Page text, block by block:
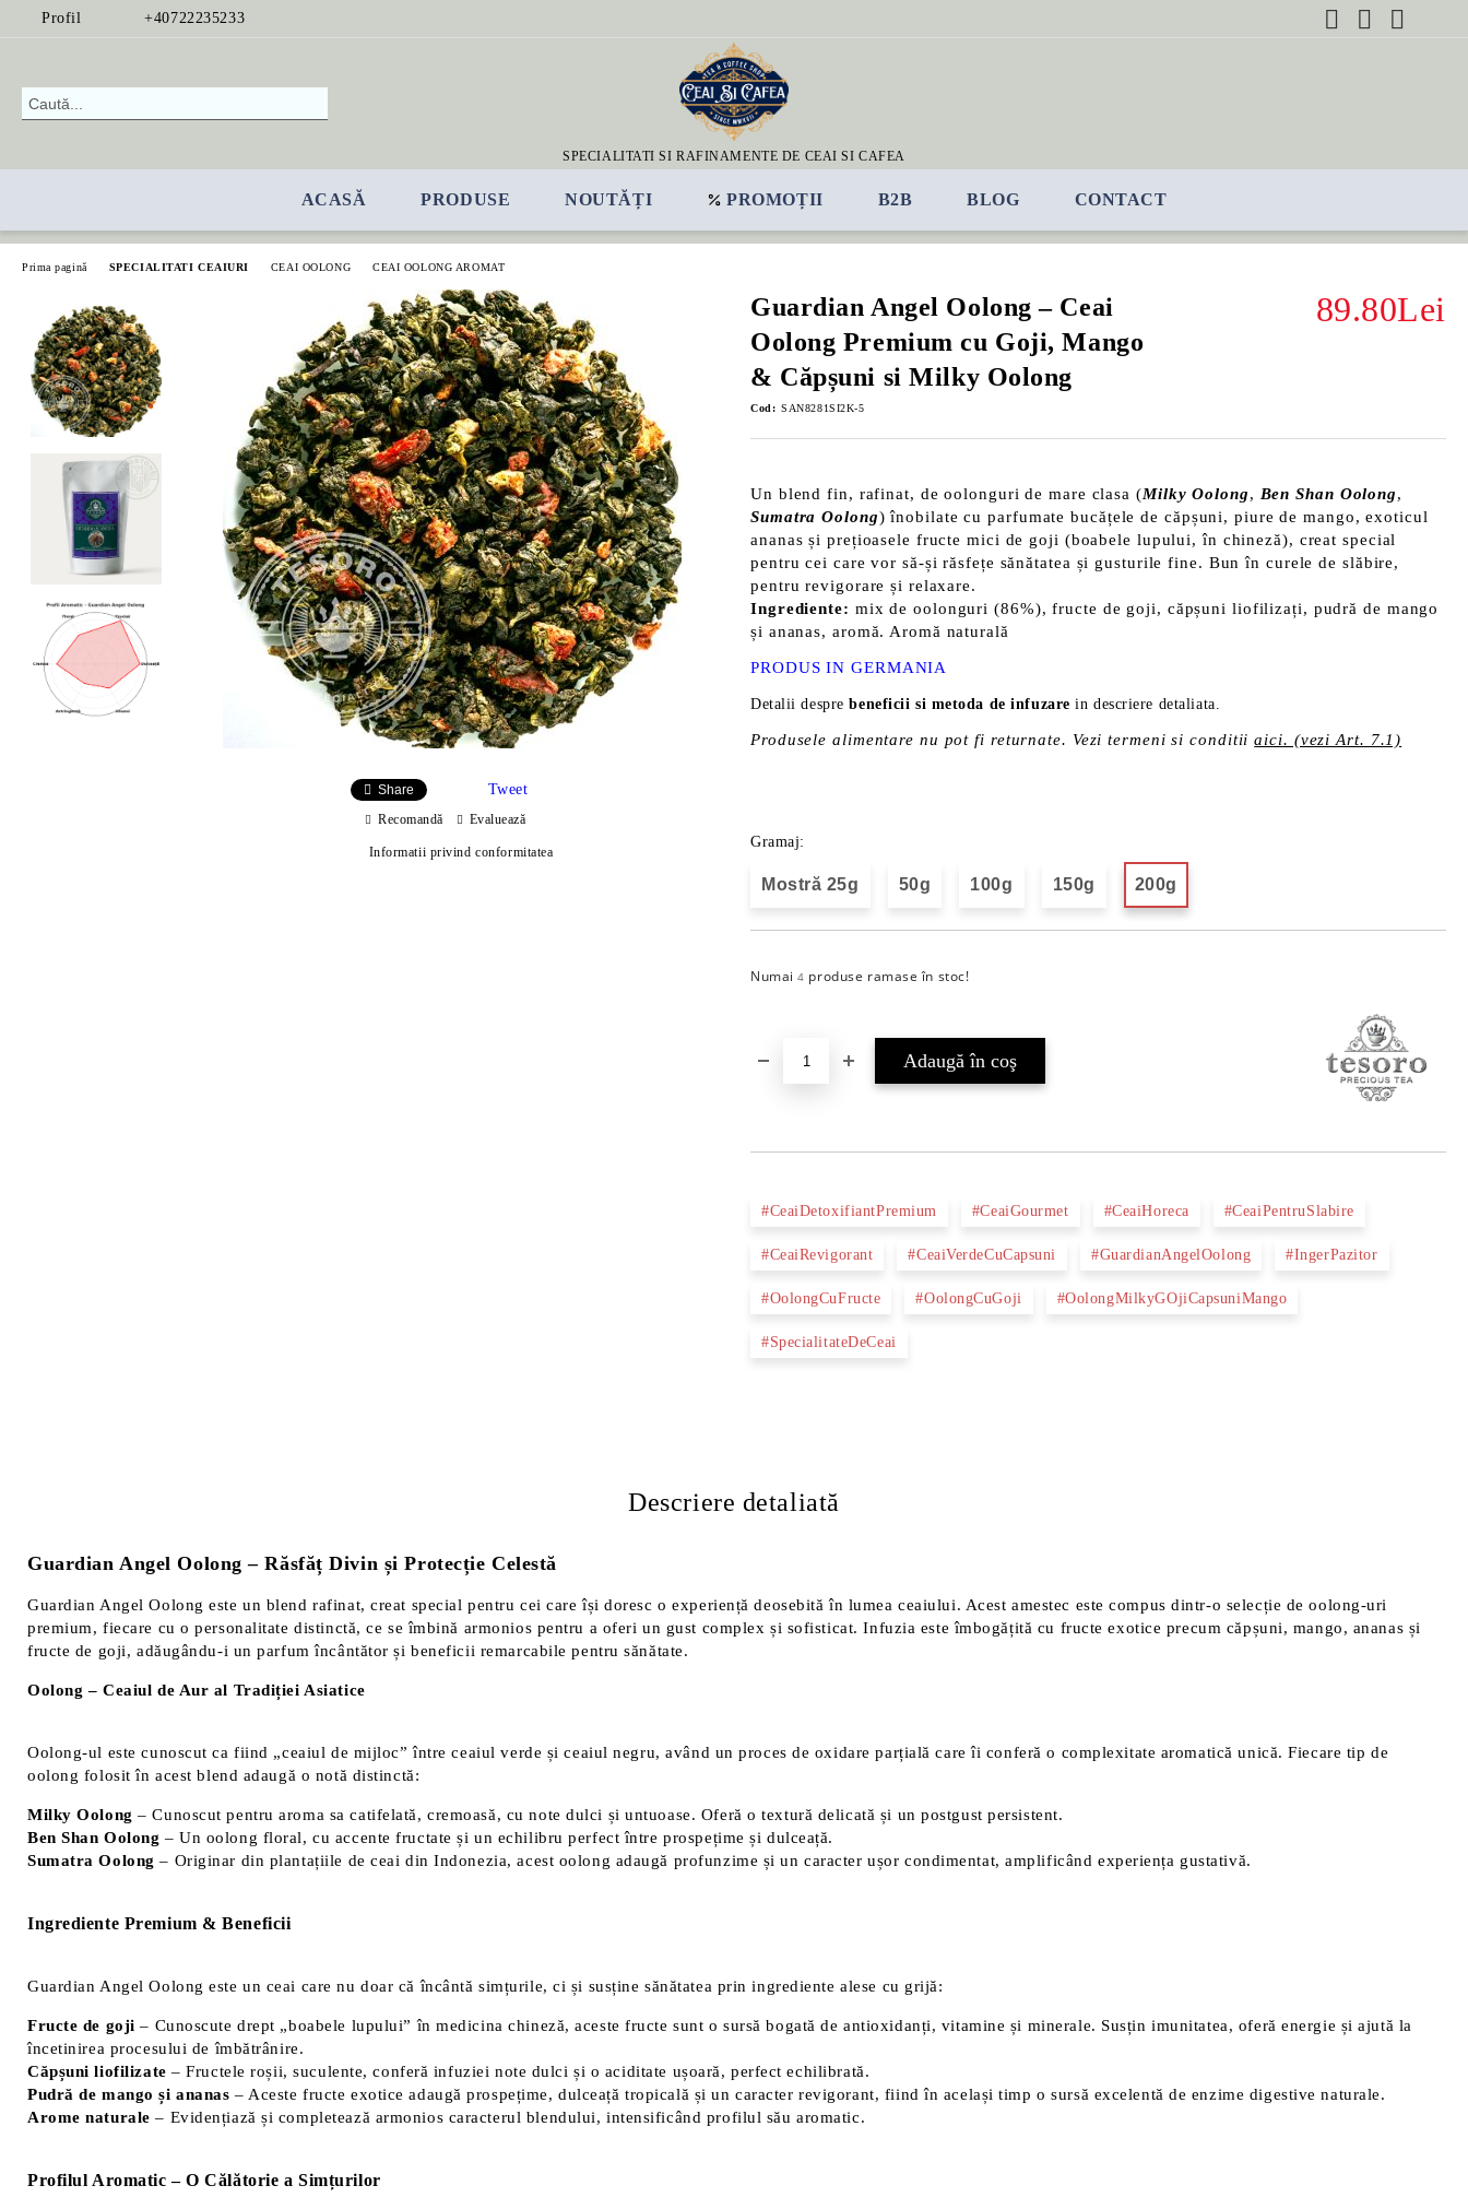
Profil +40722235233
SPECIALITATI SI RAFINAMENTE DE CEAI SI CAFEA
ACASĂ PRODUSE NOUTĂȚI PROMOȚII B2B BLOG CONTACT
Prima pagină SPECIALITATI CEAIURI CEAI OOLONG CEAI OOLONG AROMAT
Guardian Angel Oolong – Ceai
Oolong Premium cu Goji, Mango
& Căpșuni si Milky Oolong
89.80Lei
Cod: SAN8281SI2K-5
Un blend fin, rafinat, de oolonguri de mare clasa (Milky Oolong, Ben Shan Oolong,
Sumatra Oolong) înobilate cu parfumate bucățele de căpșuni, piure de mango, exoticul
ananas și prețioasele fructe mici de goji (boabele lupului, în chineză), creat special
pentru cei care vor să-și răsfețe sănătatea și gusturile fine. Bun în curele de slăbire,
pentru revigorare și relaxare.
Ingrediente: mix de oolonguri (86%), fructe de goji, căpșuni liofilizați, pudră de mango
și ananas, aromă. Aromă naturală
PRODUS IN GERMANIA
Detalii desprebeneficii si metoda de infuzarein descriere detaliata.
Produsele alimentare nu pot fi returnate. Vezi termeni si conditiiaici. (vezi Art. 7.1)
Gramaj:
Mostră 25g 50g 100g 150g 200g
Numai4 produse ramase în stoc!
#CeaiDetoxifiantPremium #CeaiGourmet #CeaiHoreca #CeaiPentruSlabire
#CeaiRevigorant #CeaiVerdeCuCapsuni #GuardianAngelOolong #IngerPazitor
#OolongCuFructe #OolongCuGoji #OolongMilkyGOjiCapsuniMango
#SpecialitateDeCeai
Share Tweet
Recomandă Evaluează
Informatii privind conformitatea
Descriere detaliată
Guardian Angel Oolong – Răsfăț Divin și Protecție Celestă
Guardian Angel Oolong este un blend rafinat, creat special pentru cei care își doresc o experiență deosebită în lumea ceaiului. Acest amestec este compus dintr-o selecție de oolong-uri
premium, fiecare cu o personalitate distinctă, ce se îmbină armonios pentru a oferi un gust complex și sofisticat. Infuzia este îmbogățită cu fructe exotice precum căpșuni, mango, ananas și
fructe de goji, adăugându-i un parfum încântător și beneficii remarcabile pentru sănătate.
Oolong – Ceaiul de Aur al Tradiției Asiatice
Oolong-ul este cunoscut ca fiind „ceaiul de mijloc” între ceaiul verde și ceaiul negru, având un proces de oxidare parțială care îi conferă o complexitate aromatică unică. Fiecare tip de
oolong folosit în acest blend adaugă o notă distinctă:
Milky Oolong – Cunoscut pentru aroma sa catifelată, cremoasă, cu note dulci și untuoase. Oferă o textură delicată și un postgust persistent.
Ben Shan Oolong – Un oolong floral, cu accente fructate și un echilibru perfect între prospețime și dulceață.
Sumatra Oolong – Originar din plantațiile de ceai din Indonezia, acest oolong adaugă profunzime și un caracter ușor condimentat, amplificând experiența gustativă.
Ingrediente Premium & Beneficii
Guardian Angel Oolong este un ceai care nu doar că încântă simțurile, ci și susține sănătatea prin ingrediente alese cu grijă:
Fructe de goji – Cunoscute drept „boabele lupului” în medicina chineză, aceste fructe sunt o sursă bogată de antioxidanți, vitamine și minerale. Susțin imunitatea, oferă energie și ajută la
încetinirea procesului de îmbătrânire.
Căpșuni liofilizate – Fructele roșii, suculente, conferă infuziei note dulci și o aciditate ușoară, perfect echilibrată.
Pudră de mango și ananas – Aceste fructe exotice adaugă prospețime, dulceață tropicală și un caracter revigorant, fiind în același timp o sursă excelentă de enzime digestive naturale.
Arome naturale – Evidențiază și completează armonios caracterul blendului, intensificând profilul său aromatic.
Profilul Aromatic – O Călătorie a Simțurilor